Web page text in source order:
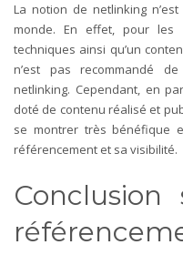
La notion de netlinking
monde. En effet, pour
techniques ainsi qu’un
n’est pas recommandé
netlinking. Cependant, en
doté de contenu réalisé et
se montrer très bénéfique
référencement et sa visibilité.